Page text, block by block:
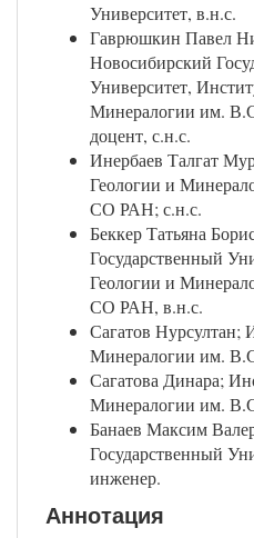
Университет, в.н.с.
Гаврюшкин Павел
Новосибирский
Университет,
Минералогии им.
доцент, с.н.с.
Инербаев Талгат
Геологии и
СО РАН; с.н.с.
Беккер Татьяна
Государственный
Геологии и
СО РАН, в.н.с.
Сагатов Нурсултан;
Минералогии им.
Сагатова Динара;
Минералогии им.
Банаев Максим
Государственный
инженер.
Аннотация